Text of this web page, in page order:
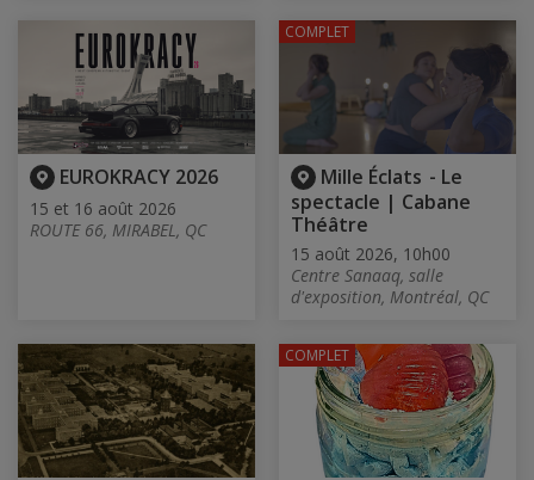
EUROKRACY 2026
15 et 16 août 2026
ROUTE 66, MIRABEL, QC
Mille Éclats - Le
spectacle | Cabane
Théâtre
15 août 2026, 10h00
Centre Sanaaq, salle
d'exposition, Montréal, QC
COMPLET
COMPLET